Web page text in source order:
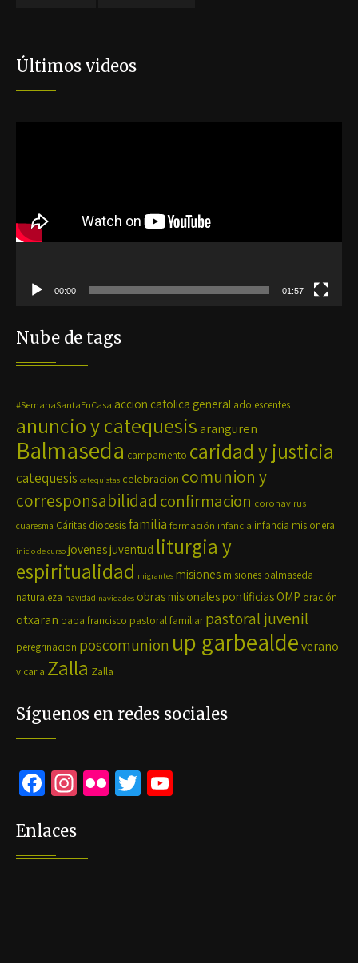
Últimos videos
00:00 01:57
Nube de tags
#SemanaSantaEnCasa accion catolica general adolescentes
anuncio y catequesis aranguren
Balmaseda campamento caridad y justicia
catequesis catequistas celebracion comunion y
corresponsabilidad confirmacion coronavirus
cuaresma Cáritas diocesisfamilia formación infancia infancia misionera
inicio de curso jovenesjuventud liturgia y
espiritualidad migrantes misiones misiones balmaseda
naturaleza navidad navidades obras misionales pontificias OMP oración
otxaran papa francisco pastoral familiar pastoral juvenil
peregrinacion poscomunion up garbealdeverano
vicaria Zalla Zalla
Síguenos en redes sociales
Fa
b
o
In
ra
Fli T
Enlaces